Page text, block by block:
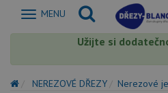
Zobrazit
MENU
Užijte si
NEREZOVÉ DŘEZY Nerezové